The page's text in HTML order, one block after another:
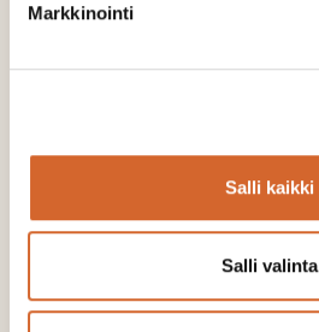
Markkinointi
Salli kaikki
Salli valinta